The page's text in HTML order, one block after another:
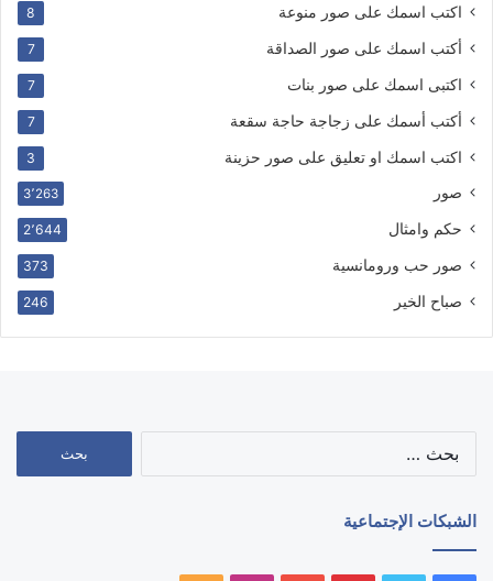
اكتب اسمك على صور منوعة 8
أكتب اسمك على صور الصداقة 7
اكتبى اسمك على صور بنات 7
أكتب أسمك على زجاجة حاجة سقعة 7
اكتب اسمك او تعليق على صور حزينة 3
صور 3٬263
حكم وامثال 2٬644
صور حب ورومانسية 373
صباح الخير 246
الشبكات الإجتماعية